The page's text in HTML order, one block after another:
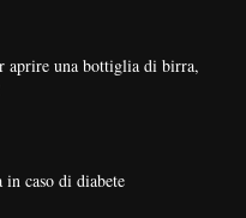
aprire una bottiglia di birra,
caso di diabete